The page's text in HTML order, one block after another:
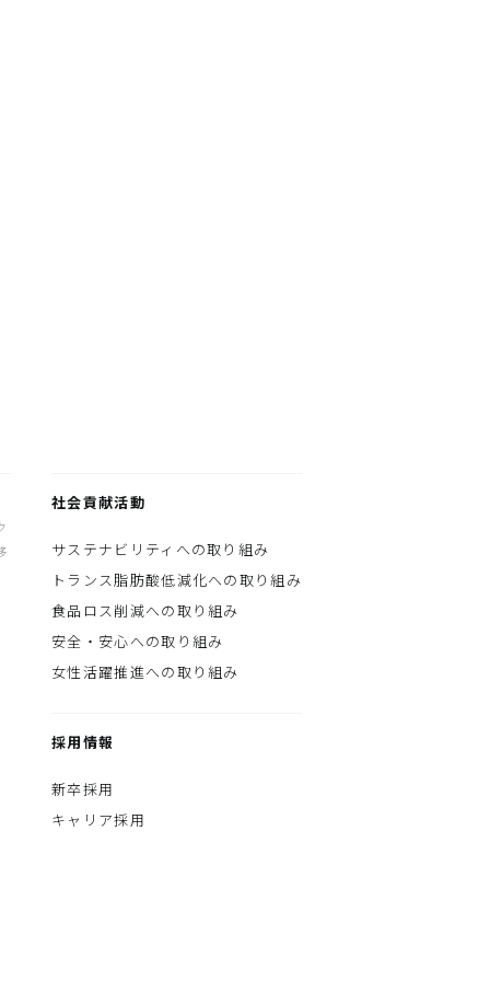
社会貢献活動
サステナビリティへの取り組み
トランス脂肪酸低減化への取り組み
食品ロス削減への取り組み
安全・安心への取り組み
女性活躍推進への取り組み
採用情報
新卒採用
キャリア採用